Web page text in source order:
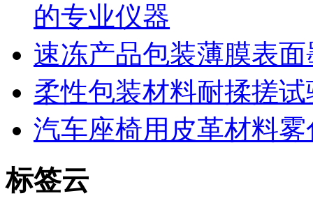
的专业仪器
速冻产品包装薄膜表
柔性包装材料耐揉搓
汽车座椅用皮革材料
标签云